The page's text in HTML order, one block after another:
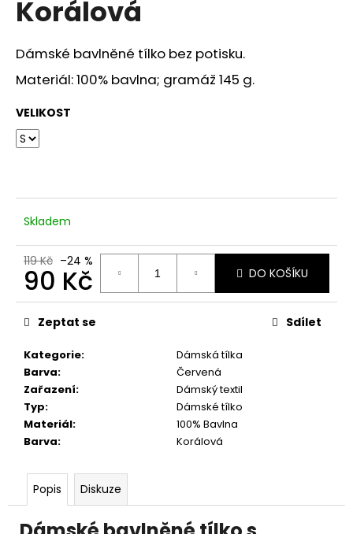
Korálová
Dámské bavlněné tílko bez potisku.
Materiál: 100% bavlna; gramáž 145 g.
VELIKOST
Skladem
119 Kč –24 %
90 Kč
Měrná
cena:
DO KOŠÍKU
Kategorie:
Dámská tílka
Barva:
Červená
Zařazení:
Dámský textil
Typ:
Dámské tílko
Materiál:
100% Bavlna
Barva: Korálová
Zeptat se Sdílet
Popis Diskuze
a
í
t
?
D
o
p
o
č
u
e
m
e